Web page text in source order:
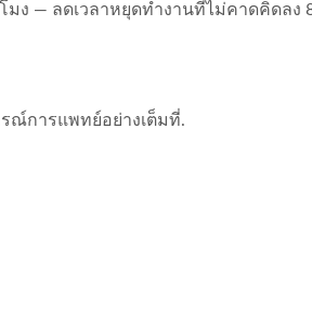
ง — ลดเวลาหยุดทำงานที่ไม่คาดคิดลง
ณ์การแพทย์อย่างเต็มที่.